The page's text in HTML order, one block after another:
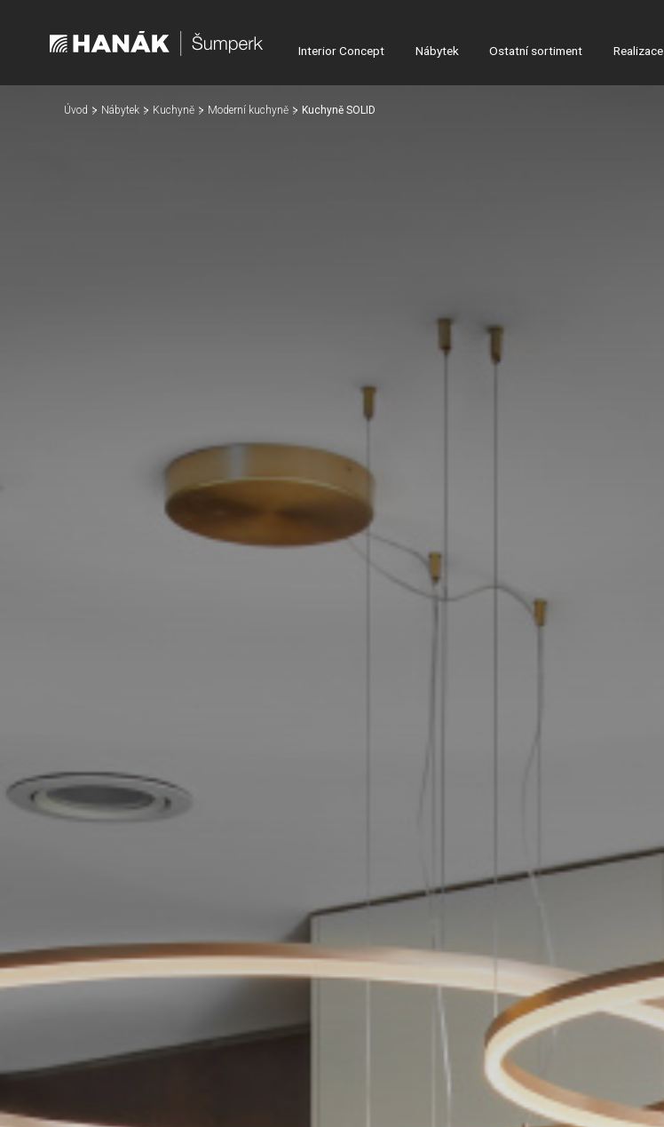
Interior Concept Nábytek Ostatní sortiment Realizace
Úvod Nábytek Kuchyně Moderní kuchyně Kuchyně SOLID